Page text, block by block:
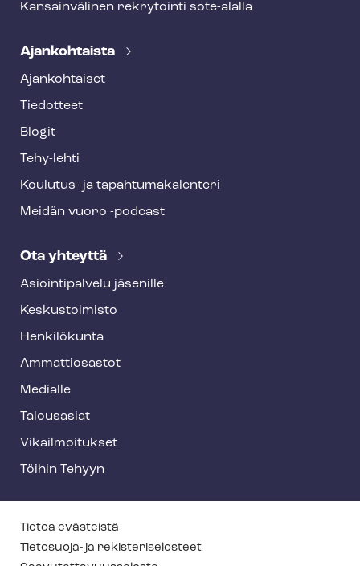
Kansainvälinen rekrytointi sote-alalla
Ajankohtaista
Ajankohtaiset
Tiedotteet
Blogit
Tehy-lehti
Koulutus- ja ta­pah­tu­ma­ka­len­te­ri
Meidän vuoro -podcast
Ota yhteyttä
Asioin­ti­pal­ve­lu jäsenille
Keskustoimisto
Henkilökunta
Ammattiosastot
Medialle
Talousasiat
Vi­kail­moi­tuk­set
Töihin Tehyyn
T
e
Tietoa evästeistä
Tietosuoja- ja re­kis­te­ri­se­los­teet